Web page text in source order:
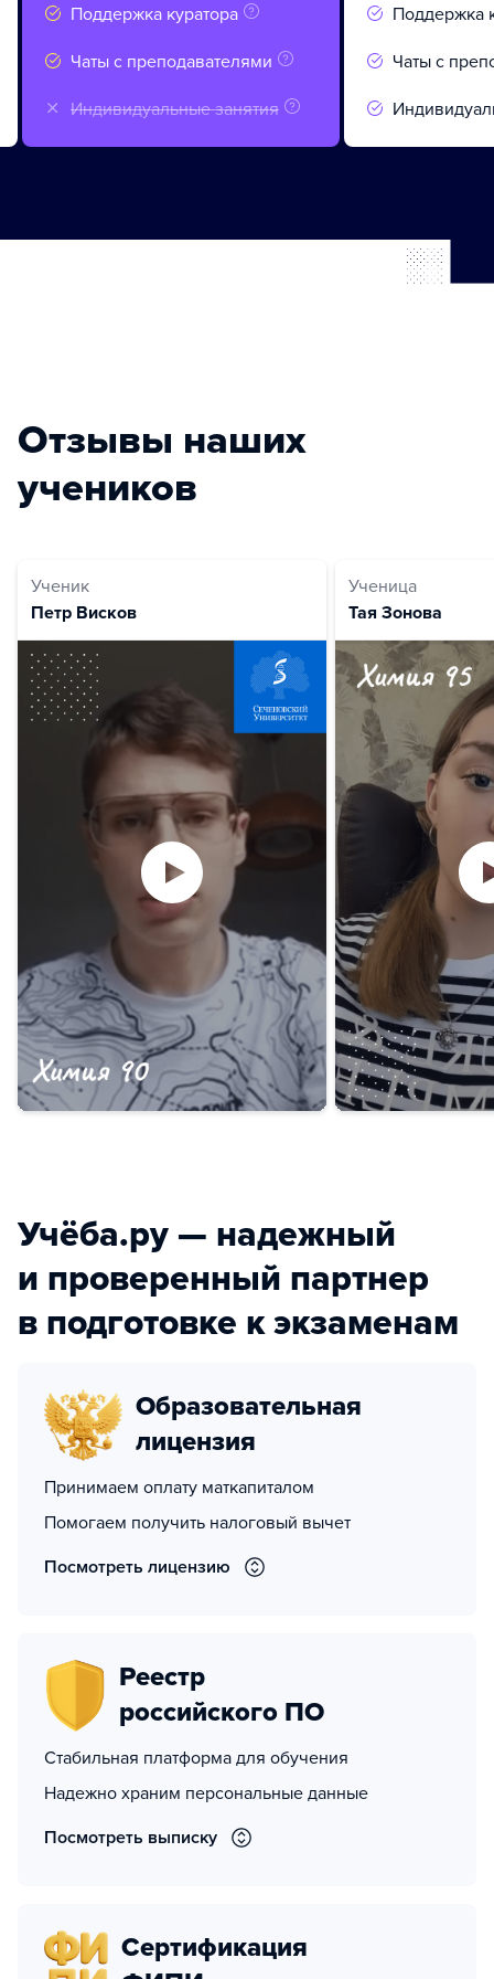
Поддержка куратора
Чаты с преподавателями
Индивидуальные занятия
Поддержка
Чаты с
Отзывы наших
учеников
Ученик
Петр Висков
Ученица
Тая Зонова
Учёба.ру — надежный
и проверенный партнер
в подготовке к экзаменам
Образовательная
лицензия
Принимаем оплату маткапиталом
Помогаем получить налоговый вычет
Посмотреть лицензию
Реестр
российского ПО
Стабильная платформа для обучения
Надежно храним персональные данные
Посмотреть выписку
Сертификация